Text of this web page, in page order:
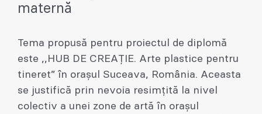
maternă
Tema propusă pentru proiectul de diplomă
este ,,HUB DE CREAȚIE. Arte plastice pentru
tineret” în orașul Suceava, România. Aceasta
se justifică prin nevoia resimțită la nivel
colectiv a unei zone de artă în orașul